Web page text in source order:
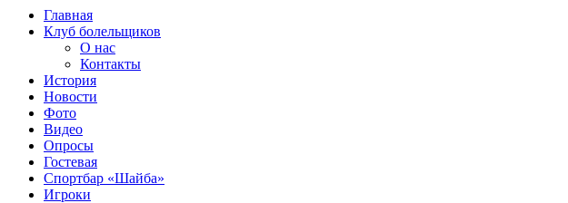
Главная
Клуб болельщиков
О нас
Контакты
История
Новости
Фото
Видео
Опросы
Гостевая
Спортбар «Шайба»
Игроки